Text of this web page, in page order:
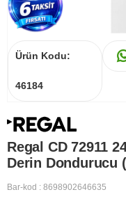
Ürün Kodu:
46184
Regal CD 72911
Derin Dondurucu
Bar-kod : 8698902646635